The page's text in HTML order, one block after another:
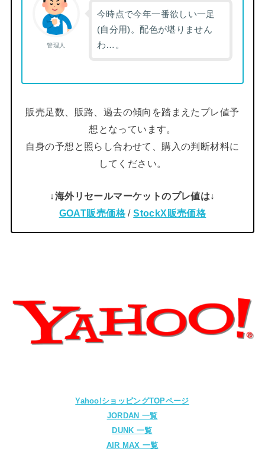
管理人
今時点で今年一番欲しい一足
(自分用)。配色が堪りません
わ…。
販売足数、販路、過去の傾向を踏まえたプレ値予
想となっています。
自身の予想と照らし合わせて、購入の判断材料に
してください。
↓海外リセールマーケットのプレ値は↓
GOAT販売価格/StockX販売価格
Yahoo!ショッピングTOPページ
JORDAN 一覧
DUNK 一覧
AIR MAX 一覧